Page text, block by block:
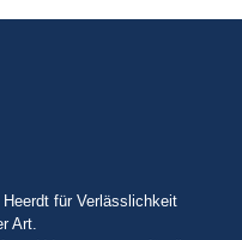
für Verlässlichkeit
Art.